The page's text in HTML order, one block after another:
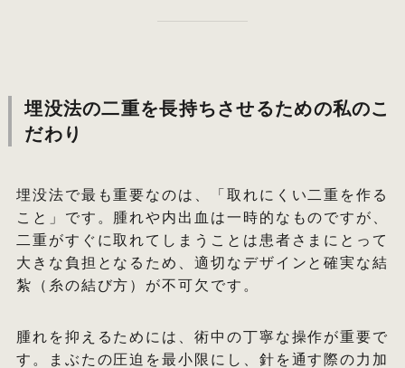
埋没法の二重を長持ちさせるための私のこ
だわり
埋没法で最も重要なのは、「取れにくい二重を作る
こと」です。腫れや内出血は一時的なものですが、
二重がすぐに取れてしまうことは患者さまにとって
大きな負担となるため、適切なデザインと確実な結
紮（糸の結び方）が不可欠です。
腫れを抑えるためには、術中の丁寧な操作が重要で
す。まぶたの圧迫を最小限にし、針を通す際の力加